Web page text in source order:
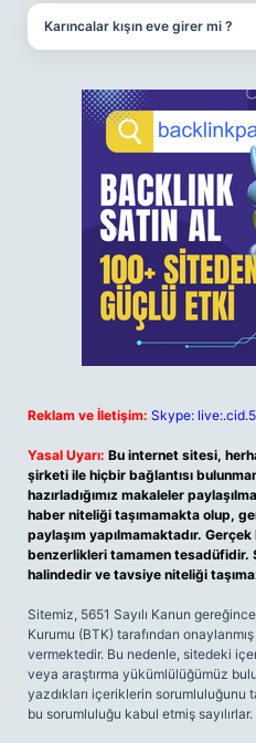
Karıncalar kışın eve girer mi ?
Reklam ve İletişim: Skype:
Yasal Uyarı: Bu internet sitesi,
şirketi ile hiçbir bağlantısı
hazırladığımız makaleler
haber niteliği taşımamakta olup,
paylaşım yapılmamaktadır.
benzerlikleri tamamen tesadüfidir.
halindedir ve tavsiye niteliği
Sitemiz, 5651 Sayılı Kanun
Kurumu (BTK) tarafından
vermektedir. Bu nedenle, sitedeki
veya araştırma yükümlülüğümüz
yazdıkları içeriklerin sorumluluğunu
bu sorumluluğu kabul etmiş sayılırlar.